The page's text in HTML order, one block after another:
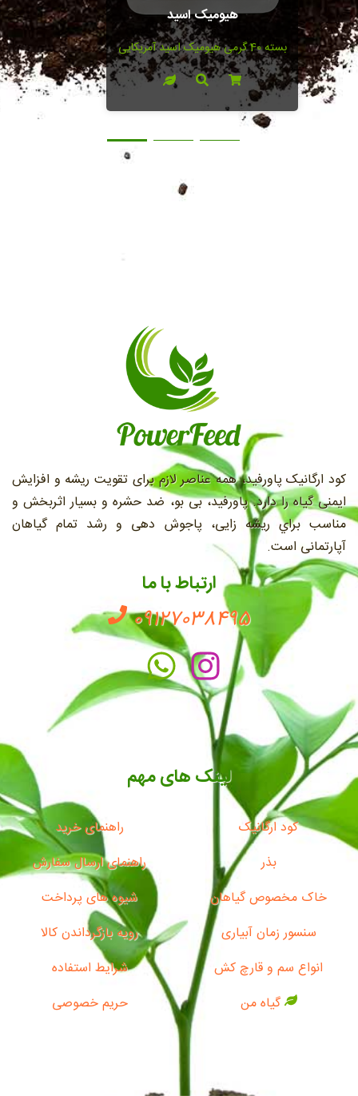
هیومیک اسید
بسته 40 گرمی هیومیک اسید آمریکایی
کود ارگانیک پاورفید، همه عناصر لازم برای تقویت ریشه و افزایش
ایمنی گیاه را دارد. پاورفید، بی بو، ضد حشره و بسیار اثربخش و
مناسب براي ريشه زايی، پاجوش دهی و رشد تمام گیاهان
آپارتمانی است.
ارتباط با ما
09127038495
لینک های مهم
کود ارگانیک
بذر
خاک مخصوص گیاهان
سنسور زمان آبیاری
انواع سم و قارچ کش
گیاه من
راهنمای خرید
راهنمای ارسال سفارش
شیوه های پرداخت
رویه بازگرداندن کالا
شرایط استفاده
حریم خصوصی